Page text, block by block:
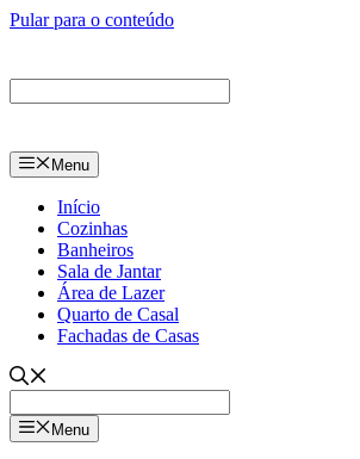
Pular para o conteúdo
Menu
Início
Cozinhas
Banheiros
Sala de Jantar
Área de Lazer
Quarto de Casal
Fachadas de Casas
Menu